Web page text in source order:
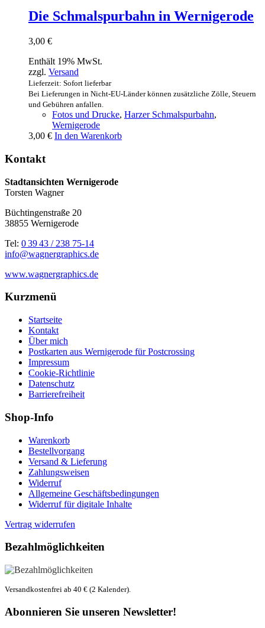
Die Schmalspurbahn in Wernigerode
3,00 €
Enthält 19% MwSt.
zzgl. Versand
Lieferzeit: Sofort lieferbar
Bei Lieferungen in Nicht-EU-Länder können zusätzliche Zölle, Steuern
und Gebühren anfallen.
Fotos und Drucke, Harzer Schmalspurbahn,
Wernigerode
3,00 € In den Warenkorb
Kontakt
Stadtansichten Wernigerode
Torsten Wagner
Büchtingenstraße 20
38855 Wernigerode
Tel: 0 39 43 / 238 75-14
info@wagnergraphics.de
www.wagnergraphics.de
Kurzmenü
Startseite
Kontakt
Über mich
Postkarten aus Wernigerode für Postcrossing
Impressum
Cookie-Richtlinie
Datenschutz
Barrierefreiheit
Shop-Info
Warenkorb
Bestellvorgang
Versand & Lieferung
Zahlungsweisen
Widerruf
Allgemeine Geschäftsbedingungen
Widerruf für digitale Inhalte
Vertrag widerrufen
Bezahlmöglichkeiten
Versandkostenfrei ab 40 € (2 Kalender).
Abonnieren Sie unseren Newsletter!